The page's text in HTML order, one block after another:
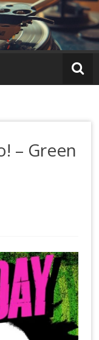
– Green